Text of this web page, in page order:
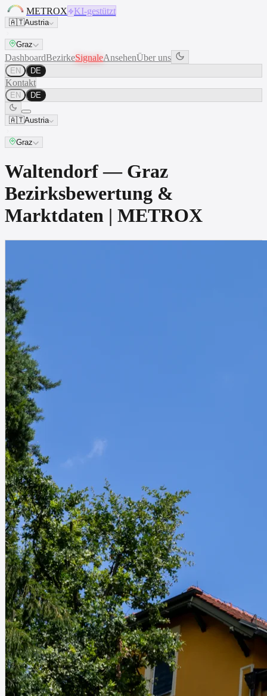
METROX KI-gestützt
🇦🇹Austria
Graz
DashboardBezirkeSignaleAnsehenÜber uns
EN DE
Kontakt
EN DE
🇦🇹Austria
Graz
Waltendorf — Graz
Bezirksbewertung &
Marktdaten | METROX